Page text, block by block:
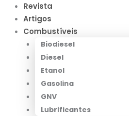
Revista
Artigos
Combustíveis
Biodiesel
Diesel
Etanol
Gasolina
GNV
Lubrificantes